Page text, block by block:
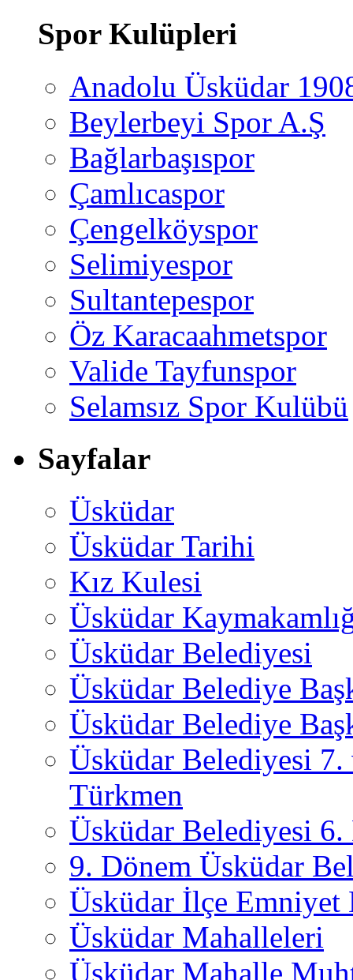
Spor Kulüpleri
Anadolu Üsküdar
Beylerbeyi Spor A.Ş
Bağlarbaşıspor
Çamlıcaspor
Çengelköyspor
Selimiyespor
Sultantepespor
Öz Karacaahmetspor
Valide Tayfunspor
Selamsız Spor Kulübü
Sayfalar
Üsküdar
Üsküdar Tarihi
Kız Kulesi
Üsküdar
Üsküdar Belediyesi
Üsküdar Belediye
Üsküdar Belediye
Üsküdar Belediyesi
Türkmen
Üsküdar Belediyesi 6.
9. Dönem Üsküdar
Üsküdar İlçe
Üsküdar Mahalleleri
Üsküdar Mahalle